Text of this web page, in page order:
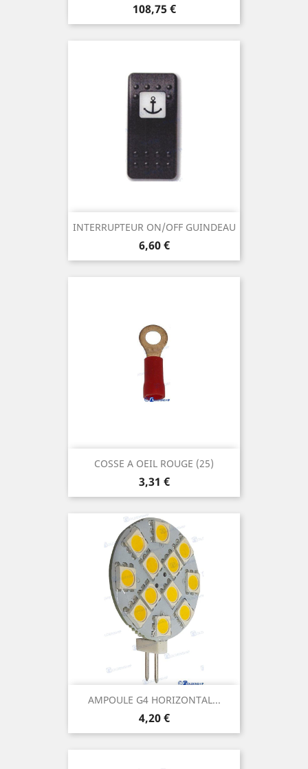
Prix
108,75 €
INTERRUPTEUR ON/OFF GUINDEAU
Prix
6,60 €
COSSE A OEIL ROUGE (25)
Prix
3,31 €
AMPOULE G4 HORIZONTAL...
Prix
4,20 €